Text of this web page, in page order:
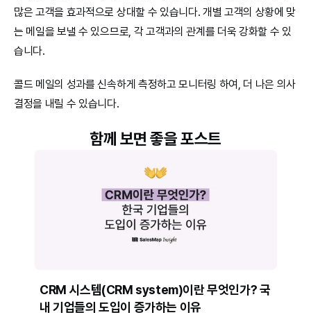
많은 고객을 효과적으로 상대할 수 있습니다. 개별 고객의 상황에 맞
는 메일을 보낼 수 있으므로, 각 고객과의 관계를 더욱 강화할 수 있
습니다.
콜드 메일의 성과를 신속하게 측정하고 모니터링 하여, 더 나은 의사
결정을 내릴 수 있습니다.
함께 보면 좋을 포스트
CRM 시스템(CRM system)이란 무엇인가? 국
내 기업들의 도입이 증가하는 이유